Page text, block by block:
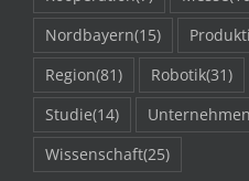
Nordbayern(15)
Region(81) Robotik(31)
Studie(14) Unternehmen
Wissenschaft(25)